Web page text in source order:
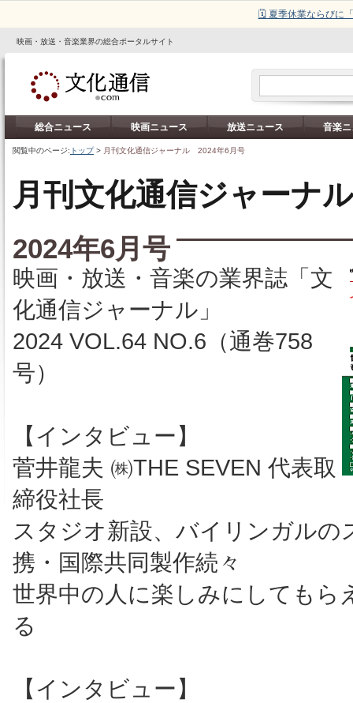
🗓️ 夏季休業ならびに
映画・放送・音楽業界の総合ポータルサイト
総合ニュース 映画ニュース 放送ニュース 音楽
閲覧中のページ: トップ> 月刊文化通信ジャーナル 2024年6月号
月刊文化通信ジャーナル
2024年6月号
映画・放送・音楽の業界誌「文
化通信ジャーナル」
2024 VOL.64 NO.6（通巻758
号）
【インタビュー】
菅井龍夫 ㈱THE SEVEN 代表取
締役社長
スタジオ新設、バイリンガルの
携・国際共同製作続々
世界中の人に楽しみにしてもら
る
【インタビュー】